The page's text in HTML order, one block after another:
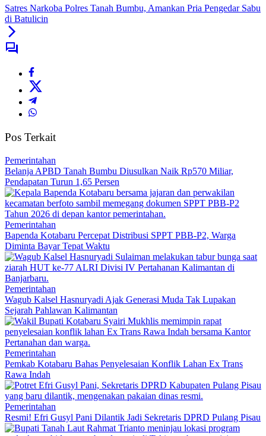
Satres Narkoba Polres Tanah Bumbu, Amankan Pria Pengedar Sabu
di Batulicin
Pos Terkait
Pemerintahan
Belanja APBD Tanah Bumbu Diusulkan Naik Rp570 Miliar,
Pendapatan Turun 1,65 Persen
Pemerintahan
Bapenda Kotabaru Percepat Distribusi SPPT PBB-P2, Warga
Diminta Bayar Tepat Waktu
Pemerintahan
Wagub Kalsel Hasnuryadi Ajak Generasi Muda Tak Lupakan
Sejarah Pahlawan Kalimantan
Pemerintahan
Pemkab Kotabaru Bahas Penyelesaian Konflik Lahan Ex Trans
Rawa Indah
Pemerintahan
Resmi! Efri Gusyl Pani Dilantik Jadi Sekretaris DPRD Pulang Pisau